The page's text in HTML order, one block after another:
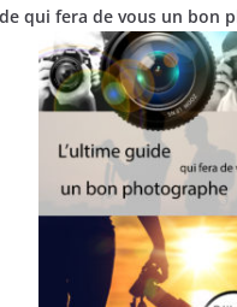
qui fera de vous un bon